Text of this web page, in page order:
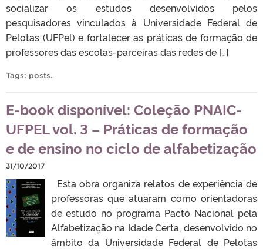
socializar os estudos desenvolvidos pelos
pesquisadores vinculados à Universidade Federal de
Pelotas (UFPel) e fortalecer as práticas de formação de
professores das escolas-parceiras das redes de […]
Tags: posts.
E-book disponível: Coleção PNAIC-
UFPEL vol. 3 – Práticas de formação
e de ensino no ciclo de alfabetização
31/10/2017
Esta obra organiza relatos de experiência de
professoras que atuaram como orientadoras
de estudo no programa Pacto Nacional pela
Alfabetização na Idade Certa, desenvolvido no
âmbito da Universidade Federal de Pelotas